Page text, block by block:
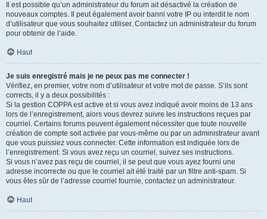
Il est possible qu’un administrateur du forum ait désactivé la création de
nouveaux comptes. Il peut également avoir banni votre IP ou interdit le nom
d’utilisateur que vous souhaitez utiliser. Contactez un administrateur du forum
pour obtenir de l’aide.
Haut
Je suis enregistré mais je ne peux pas me connecter !
Vérifiez, en premier, votre nom d’utilisateur et votre mot de passe. S’ils sont
corrects, il y a deux possibilités :
Si la gestion COPPA est active et si vous avez indiqué avoir moins de 13 ans
lors de l’enregistrement, alors vous devrez suivre les instructions reçues par
courriel. Certains forums peuvent également nécessiter que toute nouvelle
création de compte soit activée par vous-même ou par un administrateur avant
que vous puissiez vous connecter. Cette information est indiquée lors de
l’enregistrement. Si vous avez reçu un courriel, suivez ses instructions.
Si vous n’avez pas reçu de courriel, il se peut que vous ayez fourni une
adresse incorrecte ou que le courriel ait été traité par un filtre anti-spam. Si
vous êtes sûr de l’adresse courriel fournie, contactez un administrateur.
Haut